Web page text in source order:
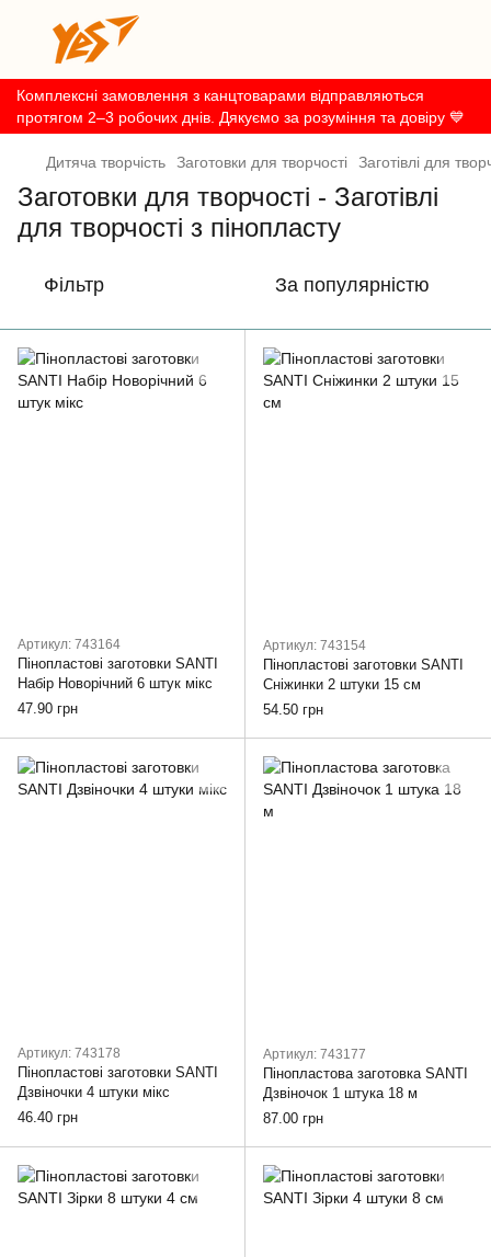
Комплексні замовлення з канцтоварами відправляються
протягом 2–3 робочих днів. Дякуємо за розуміння та довіру 💙
Дитяча творчість Заготовки для творчості Заготівлі для
Заготовки для творчості - Заготівлі
для творчості з пінопласту
Фільтр За популярністю
Артикул: 743164
Пінопластові заготовки SANTI
Набір Новорічний 6 штук мікс
47.90 грн
Артикул: 743154
Пінопластові заготовки SANTI
Сніжинки 2 штуки 15 см
54.50 грн
Артикул: 743178
Пінопластові заготовки SANTI
Дзвіночки 4 штуки мікс
46.40 грн
Артикул: 743177
Пінопластова заготовка SANTI
Дзвіночок 1 штука 18 м
87.00 грн